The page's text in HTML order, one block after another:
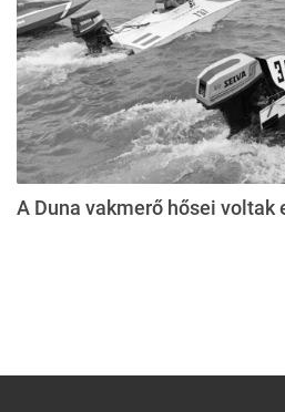
A Duna vakmerő hősei voltak